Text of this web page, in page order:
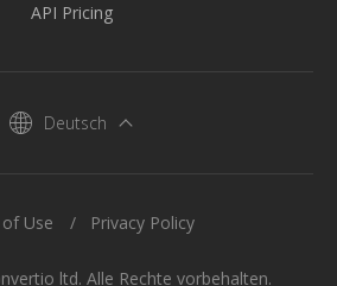
API Pricing
Deutsch
ltd. Alle Rechte vorbehalten.
Use Privacy Policy